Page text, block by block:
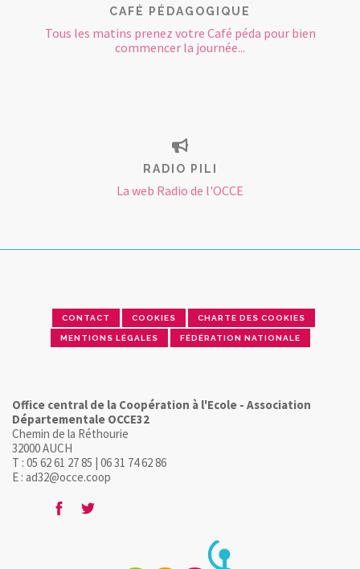
CAFÉ PÉDAGOGIQUE
Tous les matins prenez votre Café péda pour bien
commencer la journée...
RADIO PILI
La web Radio de l'OCCE
CONTACT COOKIES CHARTE DES COOKIES
MENTIONS LÉGALES FÉDÉRATION NATIONALE
Office central de la Coopération à l'Ecole - Association
Départementale OCCE32
Chemin de la Réthourie
32000 AUCH
T : 05 62 61 27 85 | 06 31 74 62 86
E : ad32@occe.coop